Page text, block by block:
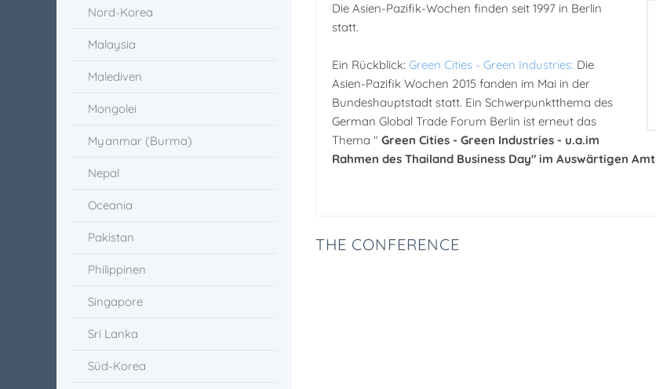
Nord-Korea
Malaysia
Malediven
Mongolei
Myanmar (Burma)
Nepal
Oceania
Pakistan
Philippinen
Singapore
Sri Lanka
Süd-Korea
Die Asien-Pazifik-Wochen finden seit 1997 in Berlin
statt.
Ein Rückblick: Green Cities - Green Industries: Die
Asien-Pazifik Wochen 2015 fanden im Mai in der
Bundeshauptstadt statt. Ein Schwerpunktthema des
German Global Trade Forum Berlin ist erneut das
Thema " Green Cities - Green Industries - u.a.im
Rahmen des Thailand Business Day" im Auswärtigen Amt
THE CONFERENCE